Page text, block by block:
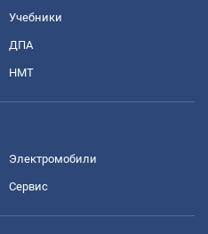
Учебники
ДПА
НМТ
Электромобили
Сервис